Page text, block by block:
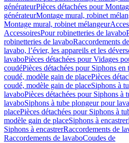
générateurPièces détachées pour
générateurMontage mural, robinet
Montage mural, robinet mélangeur
AccessoiresPour robinetteries de lavabo
robinetteries de lavaboRaccordements
lavabo, l’évier, les appareils et les
lavaboPièces détachées pour Vidages
coudéPièces détachées pour Siphons en
coudé, modèle gain de placePièces
coudé, modèle gain de placeSiphons à
lavaboPièces détachées pour Siphons à
lavaboSiphons à tube plongeur pour
placePièces détachées pour Siphons à
modèle gain de placeSiphons à encastrer
Siphons à encastrerRaccordements de
Raccordements de lavaboCoudes de